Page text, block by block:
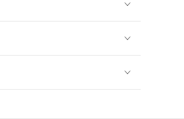
de Vacances à Provence
de Vacances à Provence
de Vacances à Provence